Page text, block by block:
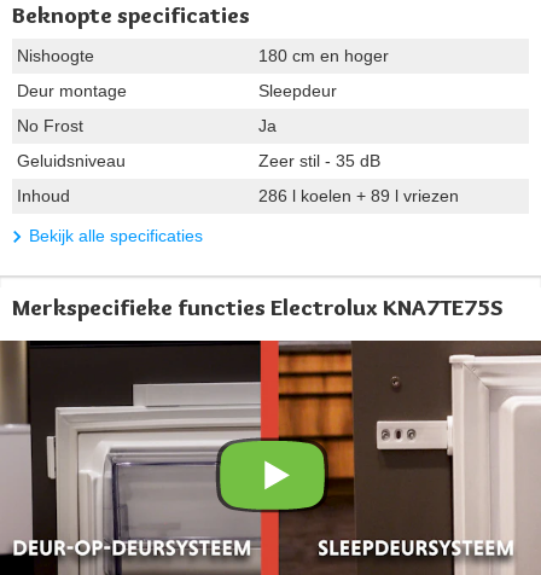
Beknopte specificaties
Nishoogte
180 cm en hoger
Deur montage
Sleepdeur
No Frost
Ja
Geluidsniveau
Zeer stil - 35 dB
Inhoud
286 l koelen + 89 l vriezen
Bekijk alle specificaties
Merkspecifieke functies Electrolux KNA7TE75S